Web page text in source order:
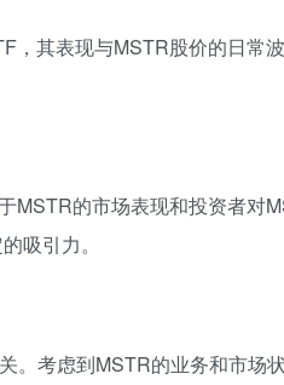
，其表现与MSTR股价的日常
MSTR的市场表现和投资者对
吸引力。
。考虑到MSTR的业务和市场